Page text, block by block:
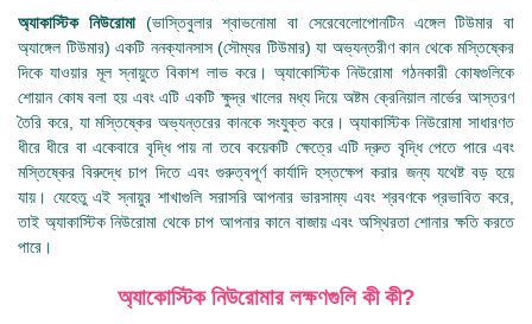
অ্যাকাস্টিক নিউরোমা(ভাস্তিবুলার শ্বাভনোমা বা সেরেবেলোপোনটিন এঙ্গেল টিউমার বা
অ্যাঙ্গেল টিউমার) একটি ননক্যানসাস (সৌম্যর টিউমার) যা অভ্যন্তরীণ কান থেকে মস্তিষ্কের
দিকে যাওয়ার মূল স্নায়ুতে বিকাশ লাভ করে। অ্যাকোস্টিক নিউরোমা গঠনকারী কোষগুলিকে
শোয়ান কোষ বলা হয় এবং এটি একটি ক্ষুদ্র খালের মধ্য দিয়ে অষ্টম ক্রেনিয়াল নার্ভের আস্তরণ
তৈরি করে, যা মস্তিষ্কের অভ্যন্তরের কানকে সংযুক্ত করে। অ্যাকাস্টিক নিউরোমা সাধারণত
ধীরে ধীরে বা একেবারে বৃদ্ধি পায় না তবে কয়েকটি ক্ষেত্রে এটি দ্রুত বৃদ্ধি পেতে পারে এবং
মস্তিষ্কের বিরুদ্ধে চাপ দিতে এবং গুরুত্বপূর্ণ কার্যাদি হস্তক্ষেপ করার জন্য যথেষ্ট বড় হয়ে
যায়। যেহেতু এই স্নায়ুর শাখাগুলি সরাসরি আপনার ভারসাম্য এবং শ্রবণকে প্রভাবিত করে,
তাই অ্যাকাস্টিক নিউরোমা থেকে চাপ আপনার কানে বাজায় এবং অস্থিরতা শোনার ক্ষতি করতে
পারে।
অ্যাকোস্টিক নিউরোমার লক্ষণগুলি কী কী?